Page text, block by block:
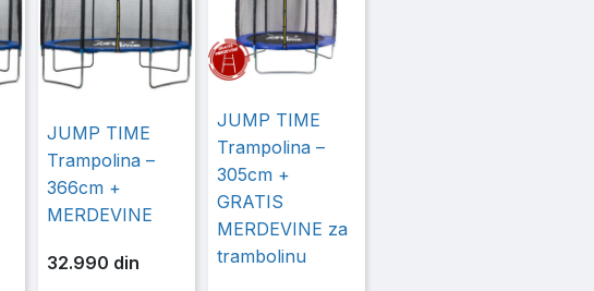
JUMP TIME
Trampolina –
366cm +
MERDEVINE
32.990 din
JUMP TIME
Trampolina –
305cm +
GRATIS
MERDEVINE za
trambolinu